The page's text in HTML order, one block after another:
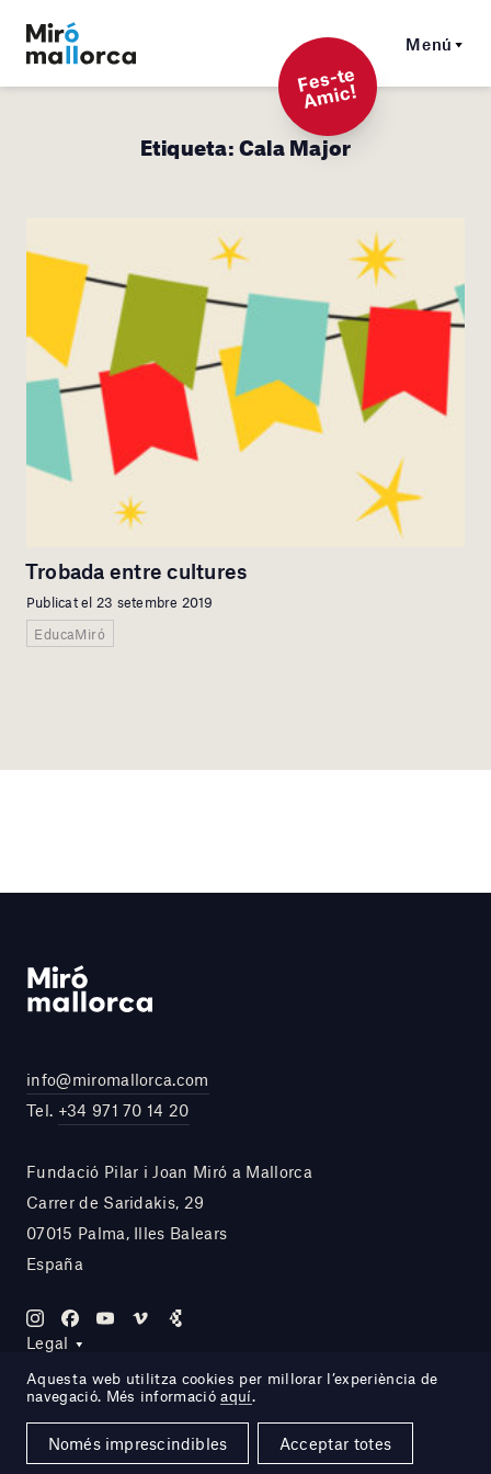
Menú
F
es-t
e
A
mi
c!
Etiqueta:Cala Major
Trobada entre cultures
Publicat el 23 setembre 2019
EducaMiró
info@miromallorca.com
Tel. +34 971 70 14 20
Fundació Pilar i Joan Miró a Mallorca
Carrer de Saridakis, 29
07015 Palma, Illes Balears
España
Legal
Site by DOMO—A
Aquesta web utilitza cookies per millorar l’experiència de
navegació. Més informacióaquí.
Només imprescindibles Acceptar totes